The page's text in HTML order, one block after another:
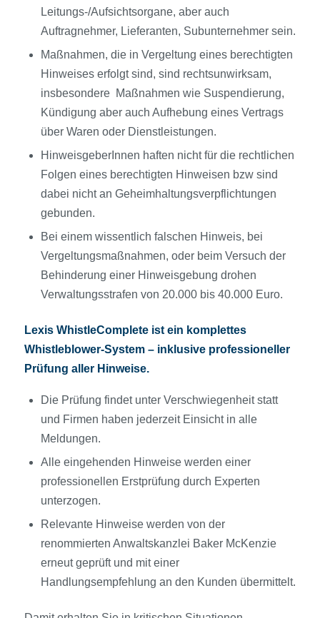
Leitungs-/Aufsichtsorgane, aber auch
Auftragnehmer, Lieferanten, Subunternehmer sein.
Maßnahmen, die in Vergeltung eines berechtigten
Hinweises erfolgt sind, sind rechtsunwirksam,
insbesondere Maßnahmen wie Suspendierung,
Kündigung aber auch Aufhebung eines Vertrags
über Waren oder Dienstleistungen.
HinweisgeberInnen haften nicht für die rechtlichen
Folgen eines berechtigten Hinweisen bzw sind
dabei nicht an Geheimhaltungsverpflichtungen
gebunden.
Bei einem wissentlich falschen Hinweis, bei
Vergeltungsmaßnahmen, oder beim Versuch der
Behinderung einer Hinweisgebung drohen
Verwaltungsstrafen von 20.000 bis 40.000 Euro.
Lexis WhistleComplete ist ein komplettes
Whistleblower-System – inklusive professioneller
Prüfung aller Hinweise.
Die Prüfung findet unter Verschwiegenheit statt
und Firmen haben jederzeit Einsicht in alle
Meldungen.
Alle eingehenden Hinweise werden einer
professionellen Erstprüfung durch Experten
unterzogen.
Relevante Hinweise werden von der
renommierten Anwaltskanzlei Baker McKenzie
erneut geprüft und mit einer
Handlungsempfehlung an den Kunden übermittelt.